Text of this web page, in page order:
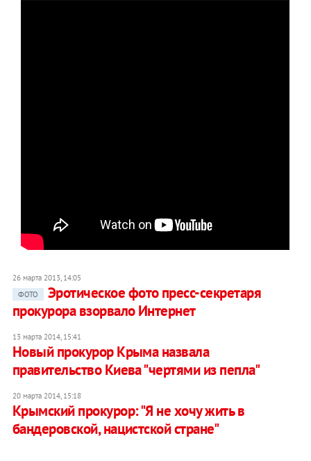
26 марта 2013, 14:05
ФОТО
Эротическое фото пресс-секретаря
прокурора взорвало Интернет
13 марта 2014, 15:41
Новый прокурор Крыма назвала
правительство Киева "чертями из пепла"
20 марта 2014, 15:18
Крымский прокурор: "Я не хочу жить в
бандеровской, нацистской стране"